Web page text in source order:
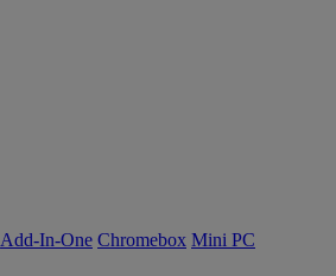
Add-In-One Chromebox Mini PC